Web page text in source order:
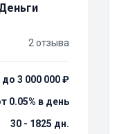
2 отзыва
до 3 000 000 ₽
0.05% в день
30 - 1825 дн.